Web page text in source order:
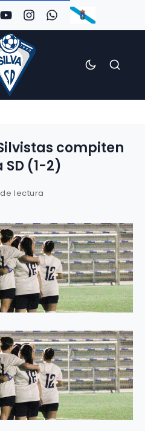
compiten
(1-2)
lectura